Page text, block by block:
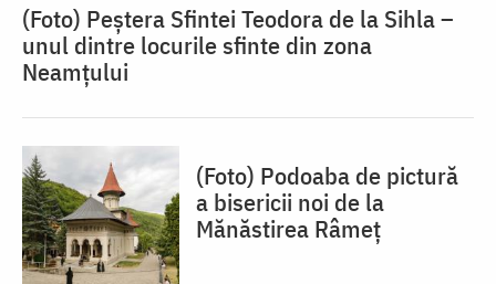
(Foto) Peștera Sfintei Teodora de la Sihla –
unul dintre locurile sfinte din zona
Neamțului
(Foto) Podoaba de pictură
a bisericii noi de la
Mănăstirea Râmeț